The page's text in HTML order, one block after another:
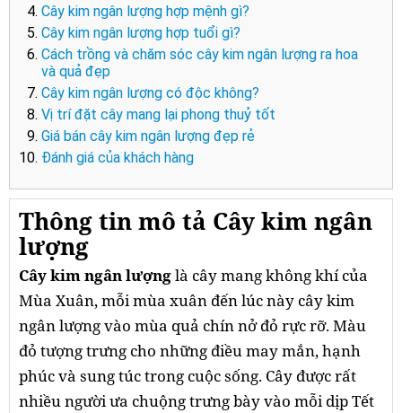
Cây kim ngân lượng hợp mệnh gì?
Cây kim ngân lượng hợp tuổi gì?
Cách trồng và chăm sóc cây kim ngân lượng ra hoa
và quả đẹp
Cây kim ngân lượng có độc không?
Vị trí đặt cây mang lại phong thuỷ tốt
Giá bán cây kim ngân lượng đẹp rẻ
Đánh giá của khách hàng
Thông tin mô tả Cây kim ngân
lượng
Cây kim ngân lượnglà cây mang không khí của
Mùa Xuân, mỗi mùa xuân đến lúc này cây kim
ngân lượng vào mùa quả chín nở đỏ rực rỡ. Màu
đỏ tượng trưng cho những điều may mắn, hạnh
phúc và sung túc trong cuộc sống. Cây được rất
nhiều người ưa chuộng trưng bày vào mỗi dịp Tết